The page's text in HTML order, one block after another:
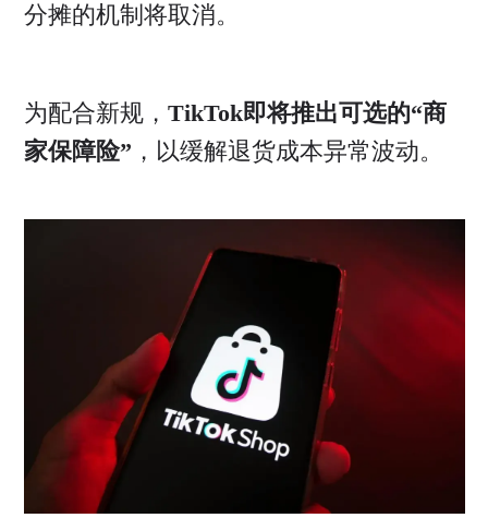
分摊的机制将取消。
为配合新规， TikTok即将推出可选的“商
家保障险” ，以缓解退货成本异常波动。